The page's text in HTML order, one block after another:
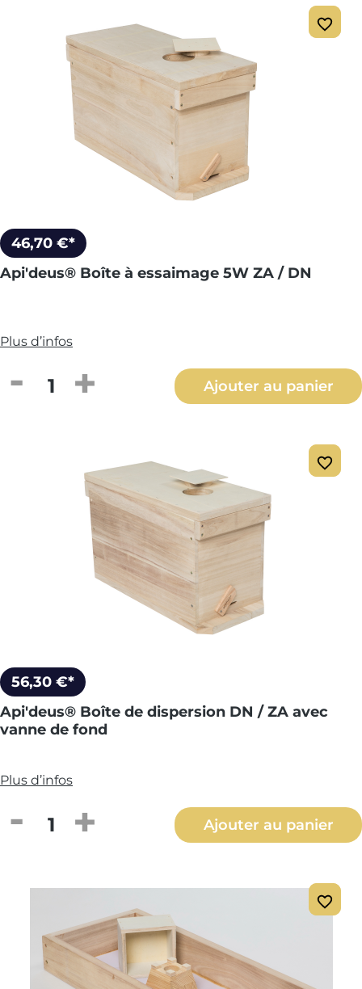
46,70 €*
Api'deus® Boîte à essaimage 5W ZA / DN
Plus d’infos
Quantité de produit : Entrez la
Ajouter au panier
56,30 €*
Api'deus® Boîte de dispersion DN / ZA avec
vanne de fond
Plus d’infos
Quantité de produit : Entrez la
Ajouter au panier